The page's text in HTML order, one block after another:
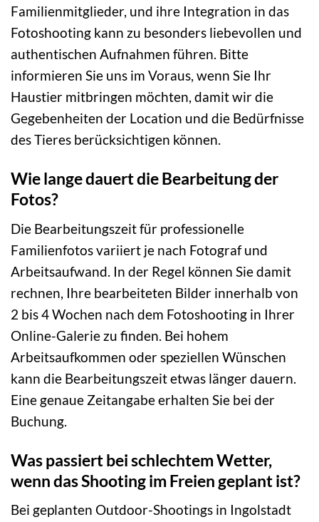
Familienmitglieder, und ihre Integration in das
Fotoshooting kann zu besonders liebevollen und
authentischen Aufnahmen führen. Bitte
informieren Sie uns im Voraus, wenn Sie Ihr
Haustier mitbringen möchten, damit wir die
Gegebenheiten der Location und die Bedürfnisse
des Tieres berücksichtigen können.
Wie lange dauert die Bearbeitung der
Fotos?
Die Bearbeitungszeit für professionelle
Familienfotos variiert je nach Fotograf und
Arbeitsaufwand. In der Regel können Sie damit
rechnen, Ihre bearbeiteten Bilder innerhalb von
2 bis 4 Wochen nach dem Fotoshooting in Ihrer
Online-Galerie zu finden. Bei hohem
Arbeitsaufkommen oder speziellen Wünschen
kann die Bearbeitungszeit etwas länger dauern.
Eine genaue Zeitangabe erhalten Sie bei der
Buchung.
Was passiert bei schlechtem Wetter,
wenn das Shooting im Freien geplant ist?
Bei geplanten Outdoor-Shootings in Ingolstadt